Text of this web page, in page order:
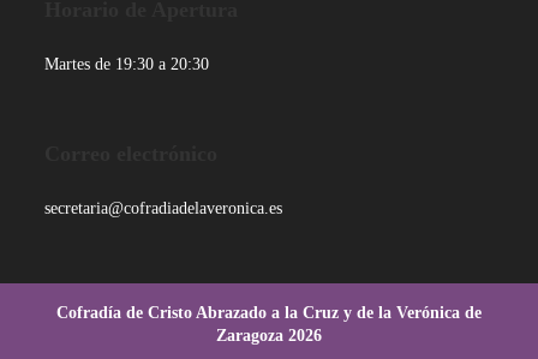
Martes de 19:30 a 20:30
secretaria@cofradiadelaveronica.es
Cofradía de Cristo Abrazado a la Cruz y de la Verónica de
Zaragoza 2026